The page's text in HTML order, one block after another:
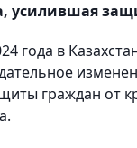
усилившая
года в
граждан от